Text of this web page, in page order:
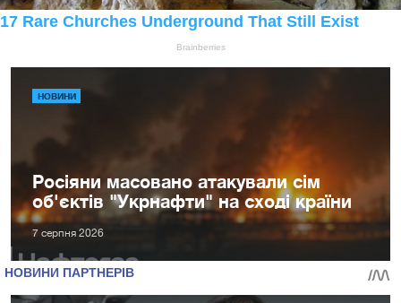
НОВИНИ
Росіяни масовано атакували сім
об'єктів "Укрнафти" на сході країни
7 серпня 2026